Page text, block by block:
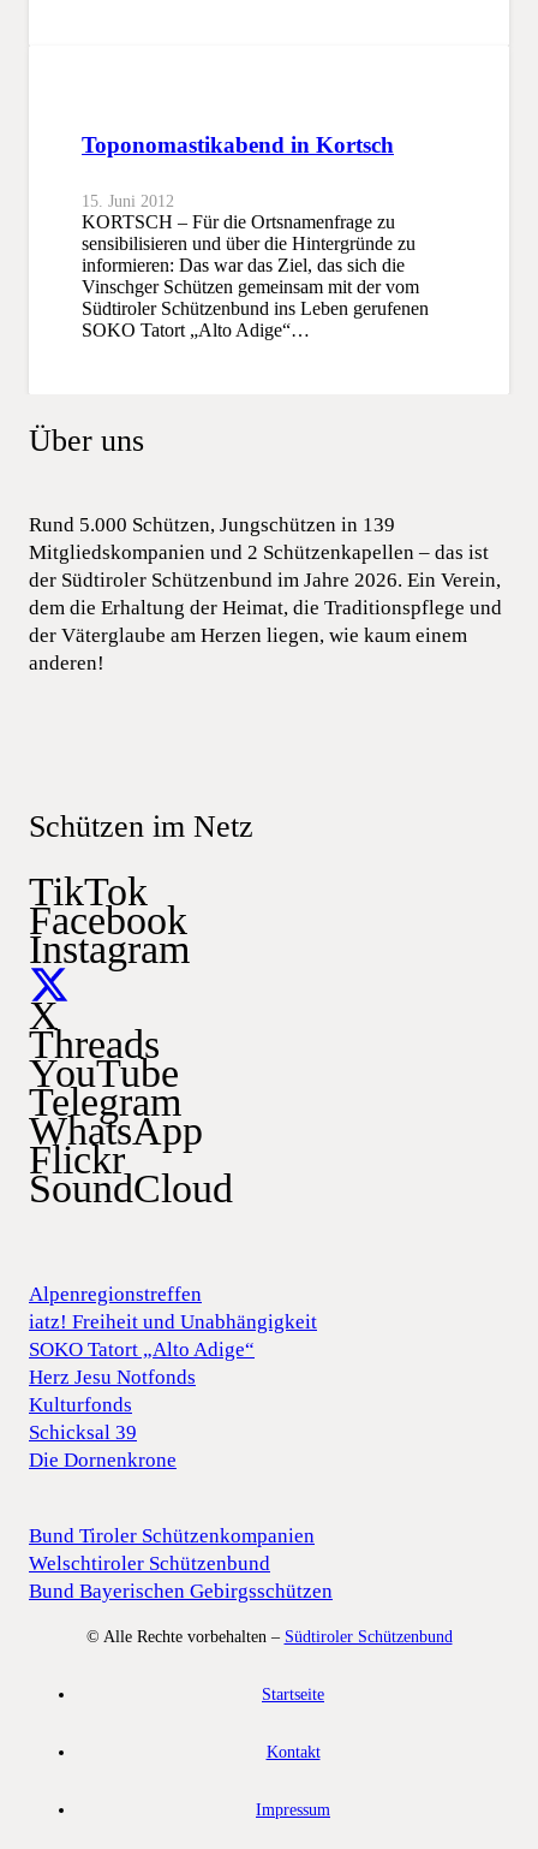
Toponomastikabend in Kortsch
15. Juni 2012
KORTSCH – Für die Ortsnamenfrage zu
sensibilisieren und über die Hintergründe zu
informieren: Das war das Ziel, das sich die
Vinschger Schützen gemeinsam mit der vom
Südtiroler Schützenbund ins Leben gerufenen
SOKO Tatort „Alto Adige“…
Über uns
Rund 5.000 Schützen, Jungschützen in 139
Mitgliedskompanien und 2 Schützenkapellen – das ist
der Südtiroler Schützenbund im Jahre 2026. Ein Verein,
dem die Erhaltung der Heimat, die Traditionspflege und
der Väterglaube am Herzen liegen, wie kaum einem
anderen!
Schützen im Netz
TikTok
Facebook
Instagram
X
Threads
YouTube
Telegram
WhatsApp
Flickr
SoundCloud
Alpenregionstreffen
iatz! Freiheit und Unabhängigkeit
SOKO Tatort „Alto Adige“
Herz Jesu Notfonds
Kulturfonds
Schicksal 39
Die Dornenkrone
Bund Tiroler Schützenkompanien
Welschtiroler Schützenbund
Bund Bayerischen Gebirgsschützen
© Alle Rechte vorbehalten – Südtiroler Schützenbund
Startseite
Kontakt
Impressum